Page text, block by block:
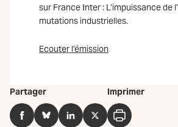
sur France Inter : L’impuissance de
mutations industrielles.
Ecouter l’émission
Partager
FacebookBlueSkyLinkedInTwitter
Imprimer
Imprimer